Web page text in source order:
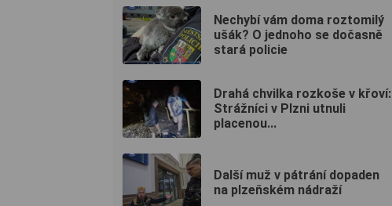
Nechybí vám doma roztomilý
ušák? O jednoho se dočasně
stará policie
Drahá chvilka rozkoše v křoví:
Strážníci v Plzni utnuli
placenou...
Další muž v pátrání dopaden
na plzeňském nádraží